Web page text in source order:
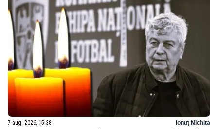
7 aug. 2026, 15:38 Ionuț Nichita